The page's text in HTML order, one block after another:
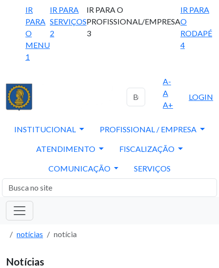
IR
PARA
O
MENU
1
IR PARA
SERVIÇOS
2
IR PARA O
PROFISSIONAL/EMPRESA
3
IR PARA
O
RODAPÉ
4
A-
A
A+
LOGIN
INSTITUCIONAL PROFISSIONAL / EMPRESA
ATENDIMENTO FISCALIZAÇÃO
COMUNICAÇÃO SERVIÇOS
notícias notícia
Notícias